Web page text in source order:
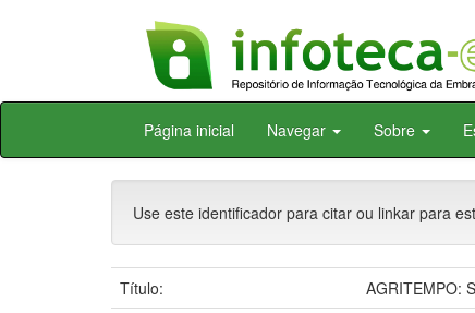
Skip
Página inicial Navegar Sobre
Use este identificador para citar ou linkar para
Título:
AGRITEMPO: